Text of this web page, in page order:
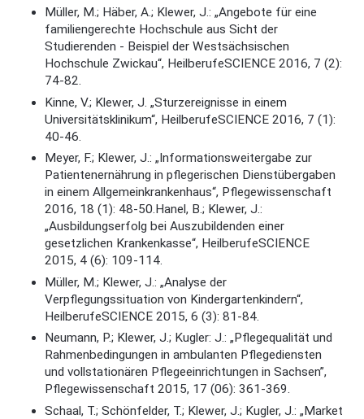
Müller, M.; Häber, A.; Klewer, J.: „Angebote für eine
familiengerechte Hochschule aus Sicht der
Studierenden - Beispiel der Westsächsischen
Hochschule Zwickau“, HeilberufeSCIENCE 2016, 7 (2):
74-82.
Kinne, V.; Klewer, J. „Sturzereignisse in einem
Universitätsklinikum“, HeilberufeSCIENCE 2016, 7 (1):
40-46.
Meyer, F.; Klewer, J.: „Informationsweitergabe zur
Patientenernährung in pflegerischen Dienstübergaben
in einem Allgemeinkrankenhaus“, Pflegewissenschaft
2016, 18 (1): 48-50.Hanel, B.; Klewer, J.:
„Ausbildungserfolg bei Auszubildenden einer
gesetzlichen Krankenkasse“, HeilberufeSCIENCE
2015, 4 (6): 109-114.
Müller, M.; Klewer, J.: „Analyse der
Verpflegungssituation von Kindergartenkindern“,
HeilberufeSCIENCE 2015, 6 (3): 81-84.
Neumann, P.; Klewer, J.; Kugler: J.: „Pflegequalität und
Rahmenbedingungen in ambulanten Pflegediensten
und vollstationären Pflegeeinrichtungen in Sachsen”,
Pflegewissenschaft 2015, 17 (06): 361-369.
Schaal, T.; Schönfelder, T.; Klewer, J.; Kugler, J.: „Market